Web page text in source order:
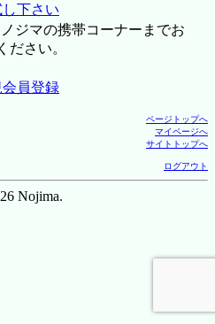
し下さい
ジマの携帯コーナーまでお
ださい。
会員登録
ページトップへ
マイページへ
サイトトップへ
ログアウト
Nojima.